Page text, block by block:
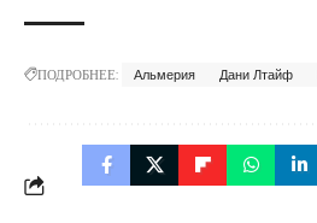
ПОДРОБНЕЕ: Альмерия Дани Лтайф